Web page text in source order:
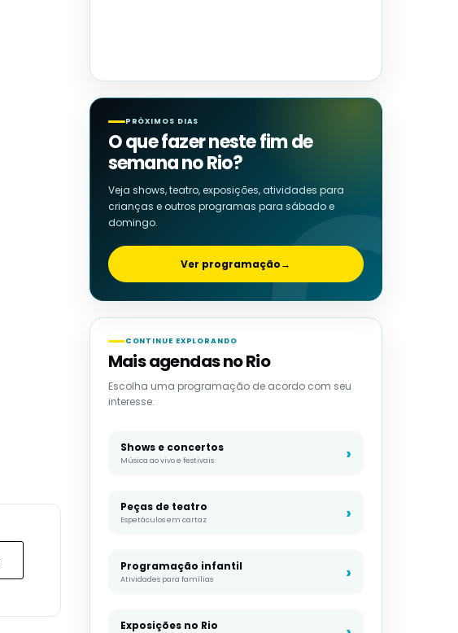
PRÓXIMOS DIAS
O que fazer neste fim de
semana no Rio?
Veja shows, teatro, exposições, atividades para
crianças e outros programas para sábado e
domingo.
Ver programação→
CONTINUE EXPLORANDO
Mais agendas no Rio
Escolha uma programação de acordo com seu
interesse.
Shows e concertos
Música ao vivo e festivais
Peças de teatro
Espetáculos em cartaz
Programação infantil
Atividades para famílias
Exposições no Rio